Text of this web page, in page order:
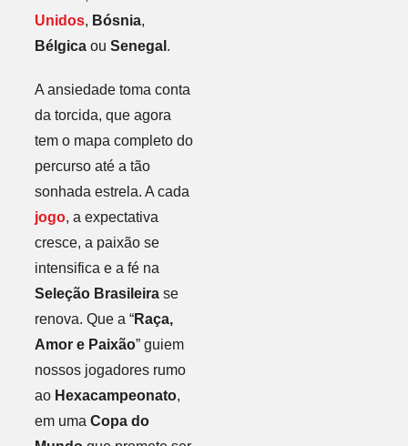
Unidos, Bósnia,
Bélgicaou Senegal .
A ansiedade toma conta
da torcida, que agora
tem o mapa completo do
percurso até a tão
sonhada estrela. A cada
jogo, a expectativa
cresce, a paixão se
intensifica e a fé na
Seleção Brasileirase
renova. Que a “Raça,
Amor e Paixão” guiem
nossos jogadores rumo
ao Hexacampeonato,
em uma Copa do